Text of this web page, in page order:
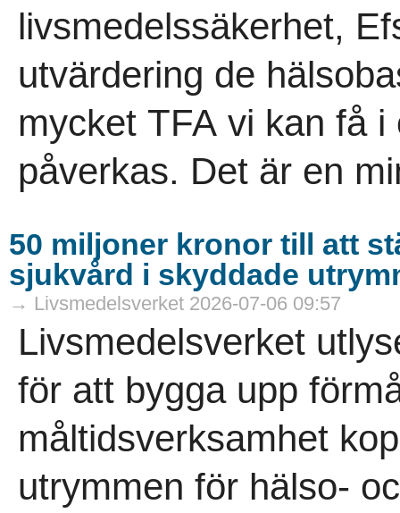
livsmedelssäkerhet,
utvärdering de
mycket TFA vi kan få
påverkas. Det är en
50 miljoner kronor till att
sjukvård i skyddade
→ Livsmedelsverket 2026-07-06 09:57
Livsmedelsverket
för att bygga upp
måltidsverksamhet
utrymmen för hälso-